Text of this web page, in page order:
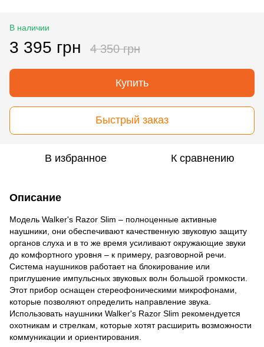
В наличии
3 395 грн 4 350 грн
Купить
Быстрый заказ
В избранное К сравнению
Описание
Модель Walker's Razor Slim – полноценные активные
наушники, они обеспечивают качественную звуковую защиту
органов слуха и в то же время усиливают окружающие звуки
до комфортного уровня – к примеру, разговорной речи.
Система наушников работает на блокирование или
приглушение импульсных звуковых волн большой громкости.
Этот прибор оснащен стереофоническими микрофонами,
которые позволяют определить направление звука.
Использовать наушники Walker's Razor Slim рекомендуется
охотникам и стрелкам, которые хотят расширить возможности
коммуникации и ориентирования.